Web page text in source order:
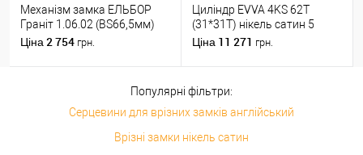
Механізм замка ЕЛЬБОР
Граніт 1.06.02 (BS66,5мм)
(н)
Ціна 2 754 грн.
Циліндр EVVA 4KS 62T
(31*31T) нікель сатин 5
ключів
Ціна 11 271 грн.
Популярні фільтри:
Серцевини для врізних замків англійський
Врізні замки нікель сатин